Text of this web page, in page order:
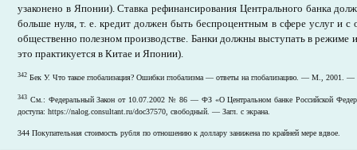
узаконено в Японии). Ставка рефинансирования Центрального банка
больше нуля, т. е. кредит должен быть беспроцентным в сфере услуг и с
общественно полезном производстве. Банки должны выступать в режиме
это практикуется в Китае и Японии).
342 Бек У. Что такое глобализация? Ошибки глобализма — ответы на глобализацию. — М., 2001.
343 См.: Федеральный Закон от 10.07.2002 № 86 — ФЗ «О Центральном банке Российской
доступа: https://nalog.consultant.ru/doc37570, свободный. — Загл. с экрана.
344 Покупательная стоимость рубля по отношению к доллару занижена по крайней мере вдвое.